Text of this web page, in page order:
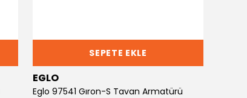
SEPETE EKLE
EGLO
Eglo 97541 Gıron-S Tavan Armatürü